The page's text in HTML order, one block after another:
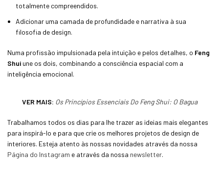
totalmente compreendidos.
Adicionar uma camada de profundidade e narrativa à sua
filosofia de design.
Numa profissão impulsionada pela intuição e pelos detalhes, o Feng
Shui une os dois, combinando a consciência espacial com a
inteligência emocional.
VER MAIS: Os Princípios Essenciais Do Feng Shui: O Bagua
Trabalhamos todos os dias para lhe trazer as ideias mais elegantes
para inspirá-lo e para que crie os melhores projetos de design de
interiores. Esteja atento às nossas novidades através da nossa
Página do Instagram e através da nossa newsletter.